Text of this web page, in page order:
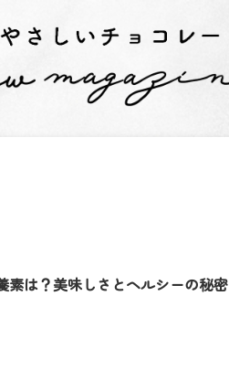
素は？美味しさとヘルシーの秘密